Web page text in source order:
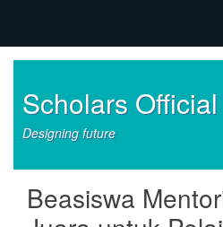
Scholars Official
Designing future
Beasiswa